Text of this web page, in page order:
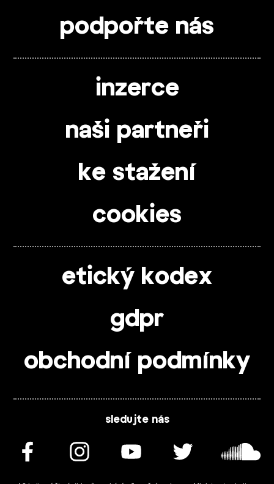
podpořte nás
inzerce
naši partneři
ke stažení
cookies
etický kodex
gdpr
obchodní podmínky
sledujte nás